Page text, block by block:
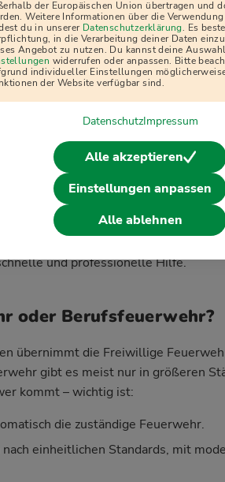
und Ausrüstung
zu sein, kostet dich kein Geld
werden komplett gestellt
für dich kostenlos
und Einsätze gesetzlich
in vielen Fällen über die Kommune
und professionelle Hilfe.
oder Berufsfeuerwehr?
übernimmt die Freiwillige
gibt es meist nur in größeren
kommt – wichtig ist:
die zuständige Feuerwehr.
einheitlichen Standards, mit
der Europäischen Union übertragen und
Weitere Informationen über die
du in unserer Datenschutzerklärung. Es
in die Verarbeitung deiner Daten
Angebot zu nutzen. Du kannst deine
widerrufen oder anpassen. Bitte
individueller Einstellungen
der Website verfügbar sind.
DatenschutzImpressum
Alle akzeptieren
Einstellungen anpassen
Alle ablehnen